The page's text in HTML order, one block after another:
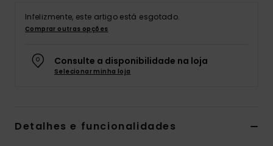
Infelizmente, este artigo está esgotado.
Comprar outras opções
Consulte a disponibilidade na loja
Selecionar minha loja
Detalhes e funcionalidades